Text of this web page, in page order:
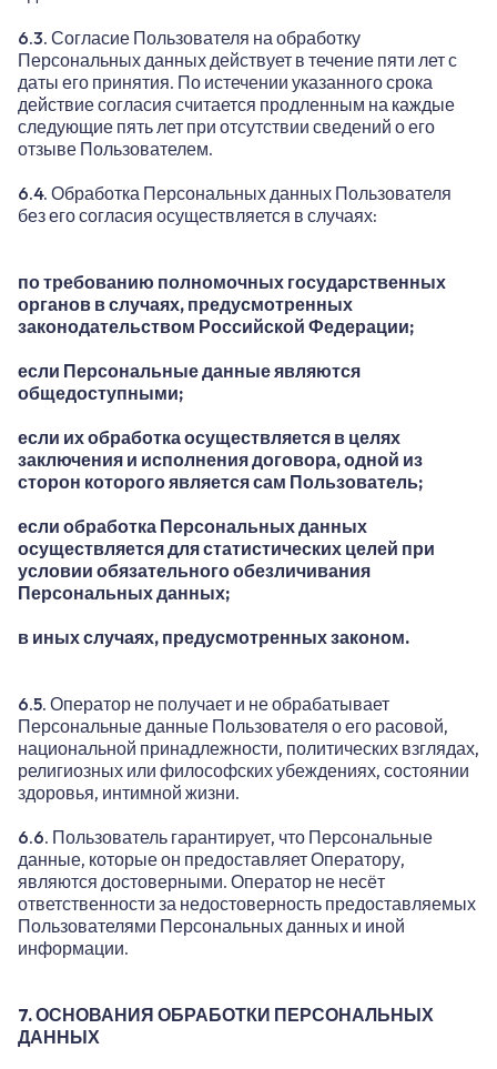
6.3. Согласие Пользователя на обработку
Персональных данных действует в течение пяти лет с
даты его принятия. По истечении указанного срока
действие согласия считается продленным на каждые
следующие пять лет при отсутствии сведений о его
отзыве Пользователем.
6.4. Обработка Персональных данных Пользователя
без его согласия осуществляется в случаях:
по требованию полномочных государственных
органов в случаях, предусмотренных
законодательством Российской Федерации;
если Персональные данные являются
общедоступными;
если их обработка осуществляется в целях
заключения и исполнения договора, одной из
сторон которого является сам Пользователь;
если обработка Персональных данных
осуществляется для статистических целей при
условии обязательного обезличивания
Персональных данных;
в иных случаях, предусмотренных законом.
6.5. Оператор не получает и не обрабатывает
Персональные данные Пользователя о его расовой,
национальной принадлежности, политических взглядах,
религиозных или философских убеждениях, состоянии
здоровья, интимной жизни.
6.6. Пользователь гарантирует, что Персональные
данные, которые он предоставляет Оператору,
являются достоверными. Оператор не несёт
ответственности за недостоверность предоставляемых
Пользователями Персональных данных и иной
информации.
7. ОСНОВАНИЯ ОБРАБОТКИ ПЕРСОНАЛЬНЫХ
ДАННЫХ